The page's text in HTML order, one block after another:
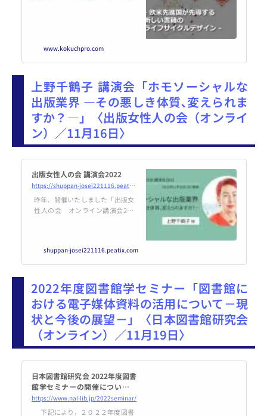
www.kokuchpro.com
上野千鶴子 講演会「ホモソーシャルな
出版業界 ―その悪しき体質､変えられま
すか？―」〈出版女性人の会（オンライ
ン）／11月16日〉
出版女性人の会 講演会2022
https://shuppan-josei221116.peatix.com
昨年、開催いたしました「出版女
性人の会 オンライン講演会202
同、深謝いたしております。開
催... powered by Peatix : More tha
shuppan-josei221116.peatix.com
2022年度図書館学セミナー「図書館に
おける電子媒体資料の活用について－現
状と今後の展望－」〈日本図書館研究会
（オンライン）／11月19日〉
日本図書館研究会 2022年度図書
館学セミナーの開催についてご
案内） | 日本図書館研究会
https://www.nal-lib.jp/2022seminar/
下記により，２０２２年度図書